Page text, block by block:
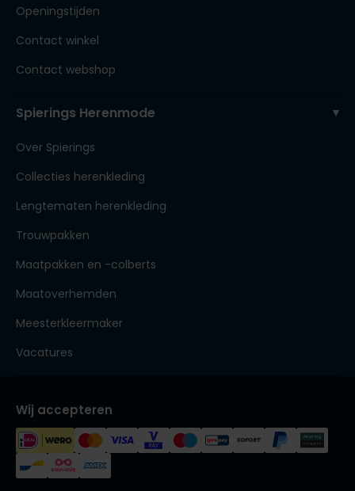
Openingstijden
Contact winkel
Contact webshop
Spierings Herenmode
Over Spierings
Collecties herenkleding
Lengtematen herenkleding
Trouwpakken
Maatpakken en -colberts
Maatoverhemden
Meesterkleermaker
Vacatures
Wij accepteren